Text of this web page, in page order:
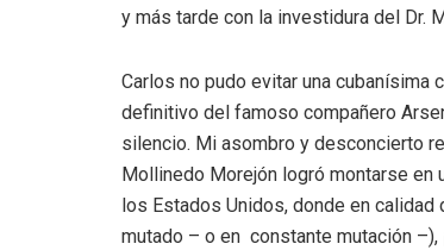
y más tarde con la investidura del Dr.
Carlos no pudo evitar una cubanísima
definitivo del famoso compañero
silencio. Mi asombro y desconcierto
Mollinedo Morejón logró montarse en
los Estados Unidos, donde en
mutado – o en constante mutación –),